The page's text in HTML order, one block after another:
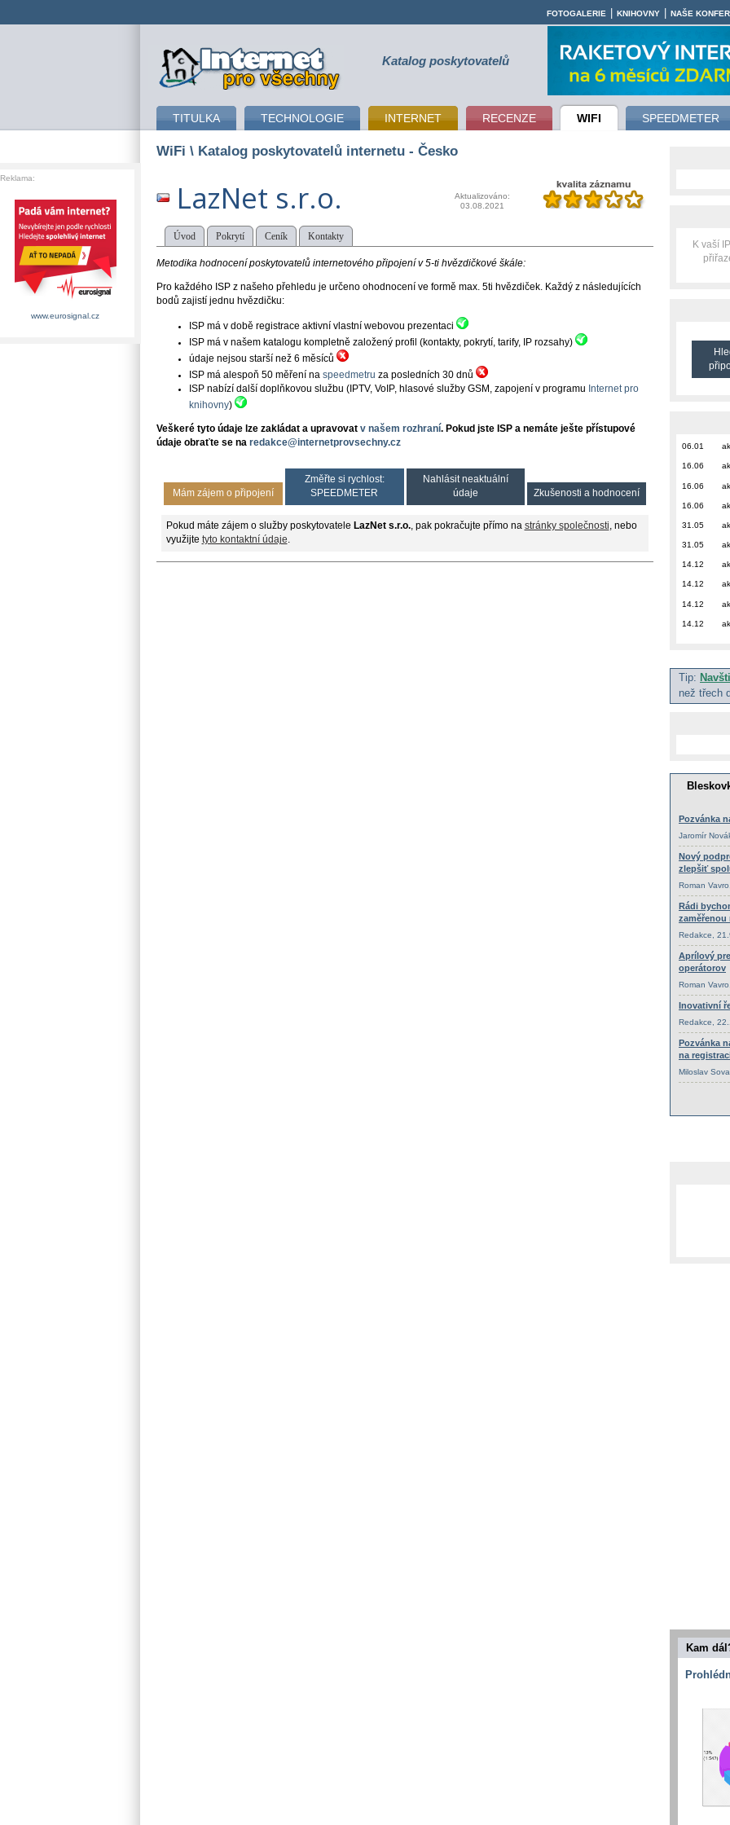
připojení k internetu Katalog poskytovatelů
TITULKA TECHNOLOGIE INTERNET RECENZE WIFI SPEEDMETER
FOTOGALERIE KNIHOVNY NAŠE
WiFi \ Katalog poskytovatelů internetu - Česko
LazNet s.r.o.
Aktualizováno:
03.08.2021
Úvod Pokrytí Ceník Kontakty
Metodika hodnocení poskytovatelů internetového připojení v 5-ti hvězdičkové škále:
Pro každého ISP z našeho přehledu je určeno ohodnocení ve formě max. 5ti hvězdiček. Každý z následujících
bodů zajistí jednu hvězdičku:
ISP má v době registrace aktivní vlastní webovou prezentaci
ISP má v našem katalogu kompletně založený profil (kontakty, pokrytí, tarify, IP rozsahy)
údaje nejsou starší než 6 měsíců
ISP má alespoň 50 měření na speedmetru za posledních 30 dnů
ISP nabízí další doplňkovou službu (IPTV, VoIP, hlasové služby GSM, zapojení v programu Internet pro
knihovny)
Veškeré tyto údaje lze zakládat a upravovat v našem rozhraní. Pokud jste ISP a nemáte ješte přístupové
údaje obraťte se na redakce@internetprovsechny.cz
Mám zájem o připojení
Změřte si rychlost:
SPEEDMETER
Nahlásit neaktuální
údaje
Zkušenosti a hodnocení
Pokud máte zájem o služby poskytovatele LazNet s.r.o., pak pokračujte přímo na stránky společnosti , nebo
využijte tyto kontaktní údaje
K vaší
06.01
16.06
16.06
16.06
31.05
31.05
14.12
14.12
14.12
14.12
Tip:
než třech
Kam
Reklama:
www.eurosignal.cz